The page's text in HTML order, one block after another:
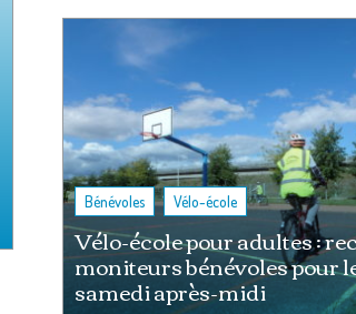
Bénévoles , Vélo-école
Vélo-école pour adultes :
moniteurs bénévoles pour
samedi après-midi